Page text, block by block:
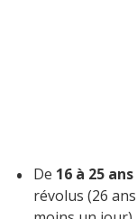
De 16 à 25 ans
révolus (26 ans